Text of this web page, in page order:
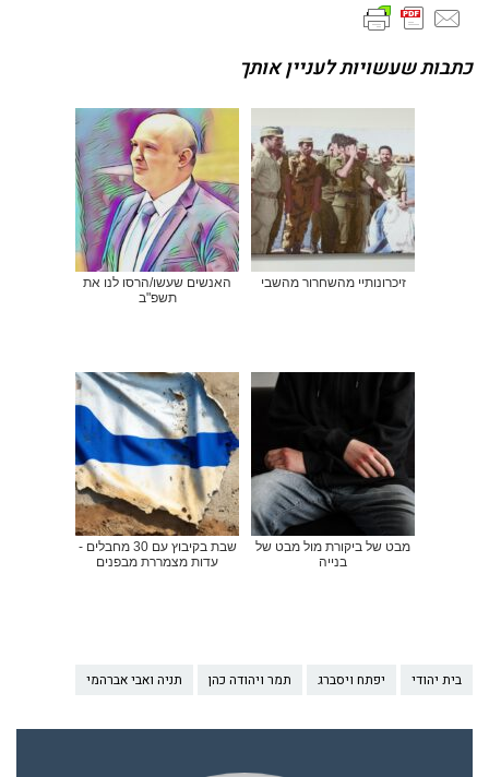
כתבות שעשויות לעניין אותך
זיכרונותיי מהשחרור מהשבי
האנשים שעשו/הרסו לנו את
תשפ"ב
מבט של ביקורת מול מבט של
בנייה
שבת בקיבוץ עם 30 מחבלים -
עדות מצמררת מבפנים
בית יהודי יפתח ויסברג תמר ויהודה כהן תניה ואבי אברהמי